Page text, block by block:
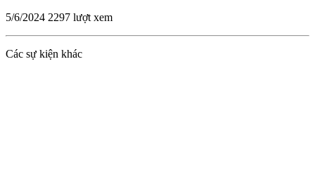
5/6/2024 2297 lượt xem
Các sự kiện khác